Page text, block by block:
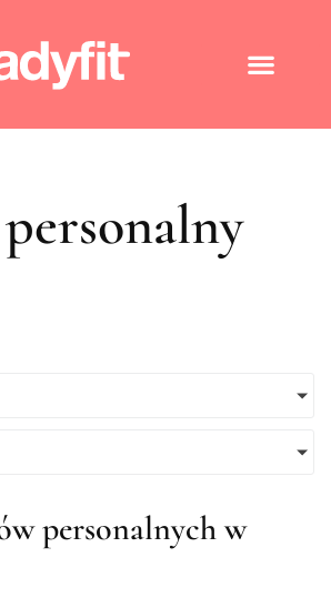
personalnych w